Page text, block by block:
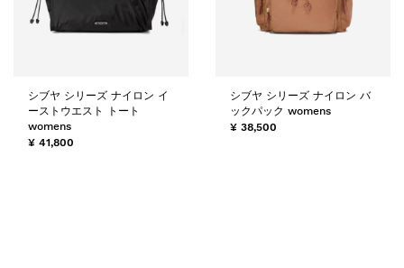
シブヤ シリーズ ナイロン イ
ーストウエスト トート
womens
¥ 41,800
シブヤ シリーズ ナイロン バ
ックパック womens
¥ 38,500